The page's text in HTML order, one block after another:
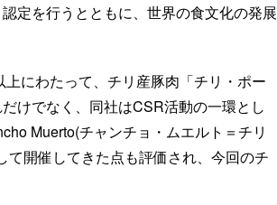
定を行うとともに、世界の食文化の発展
にわたって、チリ産豚肉「チリ・ポー
けでなく、同社はCSR活動の一環とし
Muerto(チャンチョ・ムエルト＝チリ
開催してきた点も評価され、今回のチ